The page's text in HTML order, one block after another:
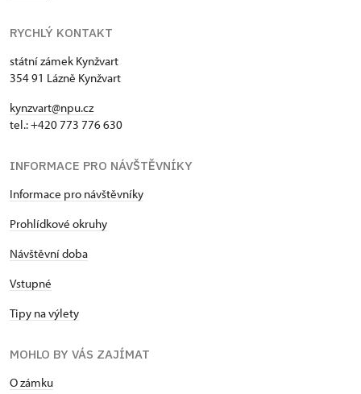
RYCHLÝ KONTAKT
státní zámek Kynžvart
354 91 Lázně Kynžvart
kynzvart@npu.cz
tel.: +420 773 776 630
INFORMACE PRO NÁVŠTĚVNÍKY
Informace pro návštěvníky
Prohlídkové okruhy
Návštěvní doba
Vstupné
Tipy na výlety
MOHLO BY VÁS ZAJÍMAT
O zámku